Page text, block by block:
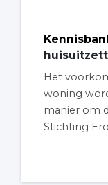
Het
woning
manier om
Stichting